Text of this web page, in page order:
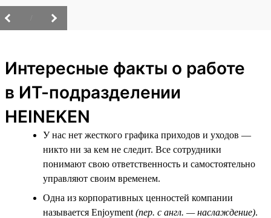
Интересные факты о работе
в ИТ-подразделении
HEINEKEN
У нас нет жесткого графика приходов и уходов —
никто ни за кем не следит. Все сотрудники
понимают свою ответственность и самостоятельно
управляют своим временем.
Одна из корпоративных ценностей компании
называется Enjoyment (пер. с англ. — наслаждение).